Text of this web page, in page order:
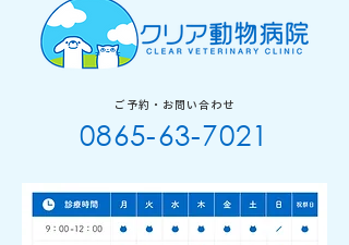
ご予約・お問い合わせ
0865-63-7021